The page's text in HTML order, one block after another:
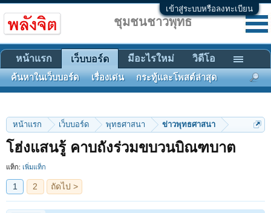
เข้าสู่ระบบหรือลงทะเบียน
หน้าแรก เว็บบอร์ด พุทธศาสนา ข่าวพุทธศาสนา
โฮ่งแสนรู้ คาบถังร่วมขบวนบิณฑบาต
แท็ก: เพิ่มแท็ก
1 2 ถัดไป >
ชุมชนชาวพุทธ
หน้าแรก เว็บบอร์ด
ค้นหาในเว็บบอร์ด เรื่องเด่น กระทู้และโพสต์ล่าสุด
มีอะไรใหม่ วิดีโอ